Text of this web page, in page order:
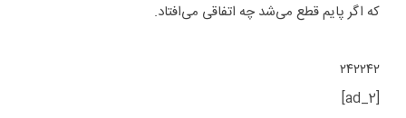
که اگر پایم قطع می‌شد چه اتفاقی می‌افتاد.
۲۴۲۲۴۲
[ad_2]